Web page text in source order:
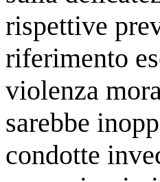
rispettive
riferimento
violenza
sarebbe
condotte